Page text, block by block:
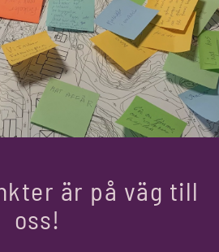
är på väg till
oss!